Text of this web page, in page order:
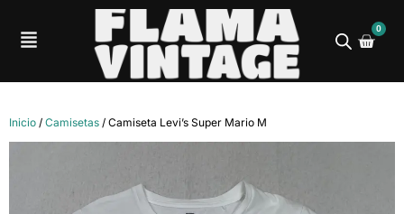
0
Inicio / Camisetas / Camiseta Levi’s Super Mario M